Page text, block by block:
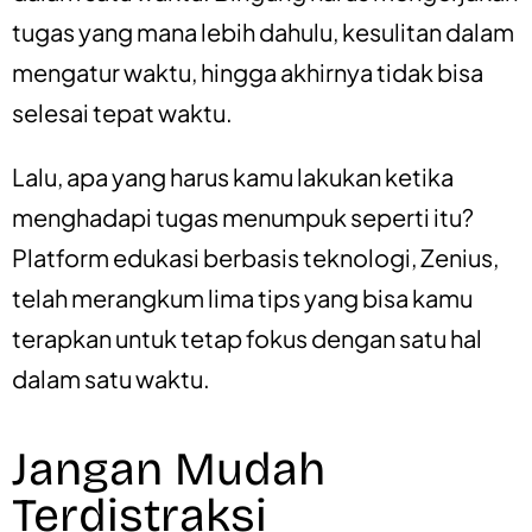
tugas yang mana lebih dahulu, kesulitan dalam
mengatur waktu, hingga akhirnya tidak bisa
selesai tepat waktu.
Lalu, apa yang harus kamu lakukan ketika
menghadapi tugas menumpuk seperti itu?
Platform edukasi berbasis teknologi, Zenius,
telah merangkum lima tips yang bisa kamu
terapkan untuk tetap fokus dengan satu hal
dalam satu waktu.
Jangan Mudah
Terdistraksi